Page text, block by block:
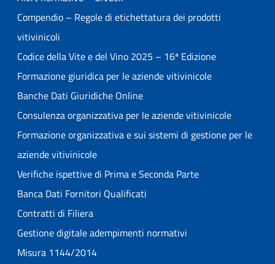
Compendio – Regole di etichettatura dei prodotti
vitivinicoli
Codice della Vite e del Vino 2025 – 16ª Edizione
Formazione giuridica per le aziende vitivinicole
Banche Dati Giuridiche Online
Consulenza organizzativa per le aziende vitivinicole
Formazione organizzativa e sui sistemi di gestione per le
aziende vitivinicole
Verifiche ispettive di Prima e Seconda Parte
Banca Dati Fornitori Qualificati
Contratti di Filiera
Gestione digitale adempimenti normativi
Misura 1144/2014